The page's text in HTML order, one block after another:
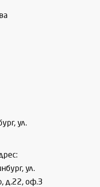
, ул.
ул.
д.22, оф.3